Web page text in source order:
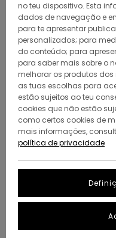
no teu dispositivo. Esta
dados de navegação e
para te apresentar
personalizados; para
do conteúdo; para
para saber mais sobre o
melhorar os produtos dos
as tuas escolhas para
estão sujeitos ao teu
cookies que não estão
como certos cookies de
mais informações,
política de privacidade